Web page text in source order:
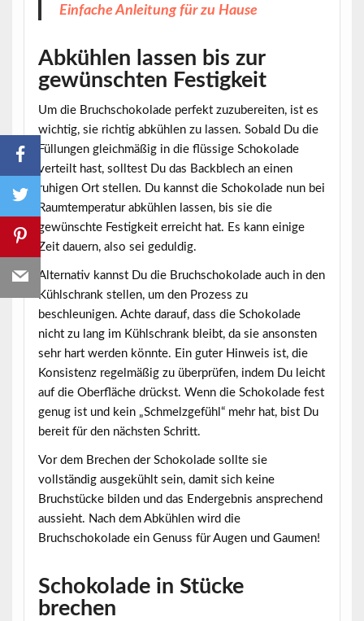
Einfache Anleitung für zu Hause
Abkühlen lassen bis zur
gewünschten Festigkeit
Um die Bruchschokolade perfekt zuzubereiten, ist es
wichtig, sie richtig abkühlen zu lassen. Sobald Du die
Füllungen gleichmäßig in die flüssige Schokolade
verteilt hast, solltest Du das Backblech an einen
ruhigen Ort stellen. Du kannst die Schokolade nun bei
Raumtemperatur abkühlen lassen, bis sie die
gewünschte Festigkeit erreicht hat. Es kann einige
Zeit dauern, also sei geduldig.
Alternativ kannst Du die Bruchschokolade auch in den
Kühlschrank stellen, um den Prozess zu
beschleunigen. Achte darauf, dass die Schokolade
nicht zu lang im Kühlschrank bleibt, da sie ansonsten
sehr hart werden könnte. Ein guter Hinweis ist, die
Konsistenz regelmäßig zu überprüfen, indem Du leicht
auf die Oberfläche drückst. Wenn die Schokolade fest
genug ist und kein „Schmelzgefühl“ mehr hat, bist Du
bereit für den nächsten Schritt.
Vor dem Brechen der Schokolade sollte sie
vollständig ausgekühlt sein, damit sich keine
Bruchstücke bilden und das Endergebnis ansprechend
aussieht. Nach dem Abkühlen wird die
Bruchschokoladeein Genuss für Augen und Gaumen!
Schokolade in Stücke
brechen